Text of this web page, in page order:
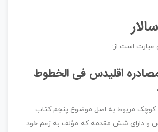
عبارت است از:
اقلیدس فی الخطوط
کوچک مربوط به اصل موضوع پنجم کتاب
و دارای شش مقدمه که مؤلف به زعم خود